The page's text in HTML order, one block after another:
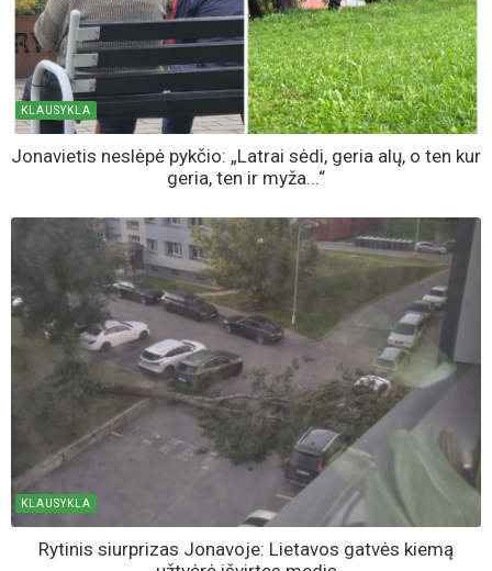
KLAUSYKLA
Jonavietis neslėpė pykčio: „Latrai sėdi, geria alų, o ten kur
geria, ten ir myža...“
KLAUSYKLA
Rytinis siurprizas Jonavoje: Lietavos gatvės kiemą